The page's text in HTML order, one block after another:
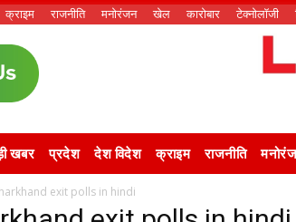
क्राइम राजनीति मनोरंजन खेल कारोबार टेक्नोलॉजी
खबर प्रदेश देश विदेश क्राइम राजनीति
exit polls in hindi